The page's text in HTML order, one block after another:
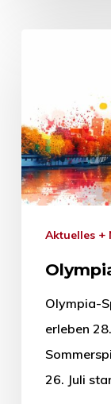
Aktuelles +
Olympia-
erleben
26. Juli